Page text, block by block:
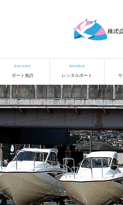
Boat License
ボート免許
Rental Boat
レンタルボート